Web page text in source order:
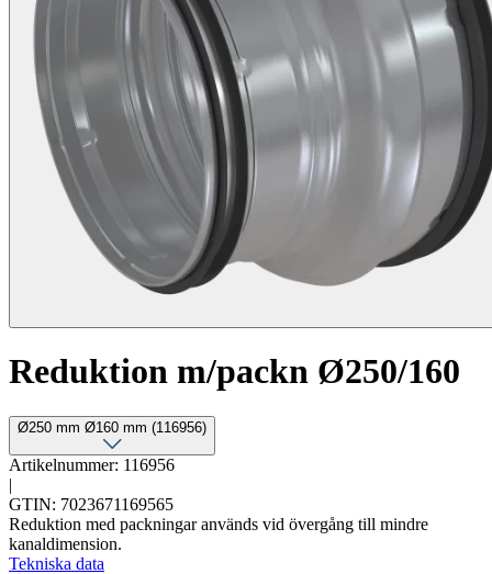
Reduktion m/packn Ø250/160
Ø250 mm Ø160 mm (116956)
Artikelnummer: 116956
|
GTIN: 7023671169565
Reduktion med packningar används vid övergång till mindre
kanaldimension.
Tekniska data